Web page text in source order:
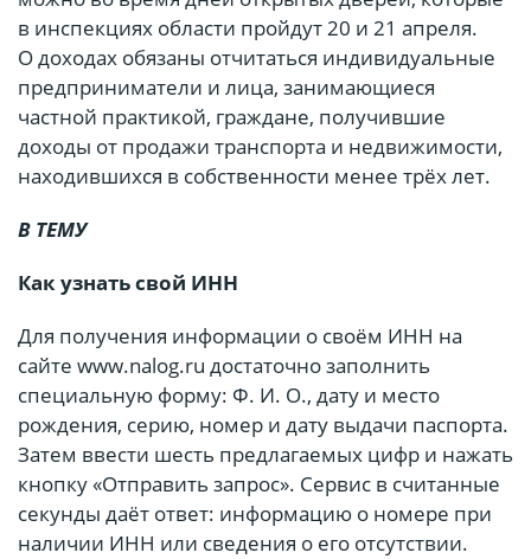
в инспекциях области пройдут 20 и 21 апреля.
О доходах обязаны отчитаться индивидуальные
предприниматели и лица, занимающиеся
частной практикой, граждане, получившие
доходы от продажи транспорта и недвижимости,
находившихся в собственности менее трёх лет.
В ТЕМУ
Как узнать свой ИНН
Для получения информации о своём ИНН на
сайте www.nalog.ru достаточно заполнить
специальную форму: Ф. И. О., дату и место
рождения, серию, номер и дату выдачи паспорта.
Затем ввести шесть предлагаемых цифр и нажать
кнопку «Отправить запрос». Сервис в считанные
секунды даёт ответ: информацию о номере при
наличии ИНН или сведения о его отсутствии.